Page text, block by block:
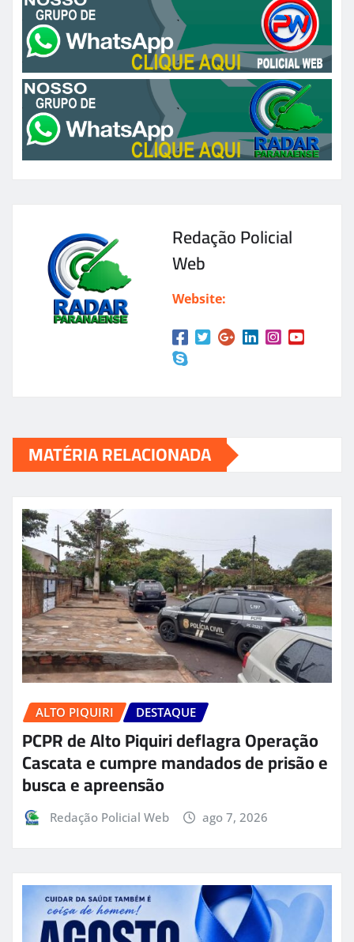
Redação Policial
Web
Website:
MATÉRIA RELACIONADA
ALTO PIQUIRI DESTAQUE
PCPR de Alto Piquiri deflagra Operação
Cascata e cumpre mandados de prisão e
busca e apreensão
Redação Policial Web ago 7, 2026